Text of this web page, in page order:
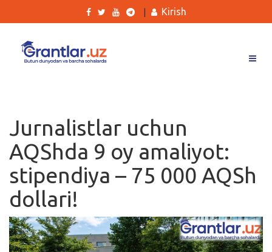
Ishlar
Kurslar
Blog
Yana
Kirish
Jurnalistlar uchun
AQShda 9 oy amaliyot:
stipendiya – 75 000 AQSh
dollari!